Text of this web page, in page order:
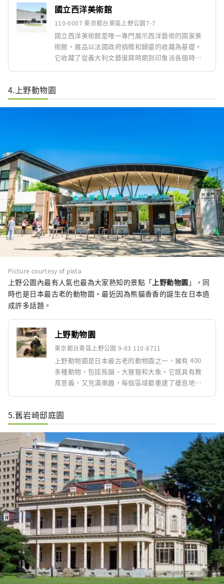
國立西洋美術館
110-0007 東京都台東區上野公園7-7
國立西洋美術館是唯一專門展示西洋藝術的國家美
術館，展品以法國政府捐贈和歸還的收藏為基礎。
它收藏了從義大利文藝復興時期到印象派各個時代
建築本身也充滿吸引力。作為日本領先的藝術博物
館之一，它對於對藝術和歷史感興趣的人來說是一
4.上野動物園
Picture courtesy of pixta
上野公園內最有人氣也最為大家熟知的景點「 上野動物園 」，同
時也是日本最古老的動物園。最近因為熊貓香香的誕生在日本造
成許多話題。
上野動物園
東京都台東區上野公園 9-83 110-8711
上野動物園是日本最古老的動物園之一，擁有 400
多種動物，包括熊貓、大猩猩和大象。它既具有教
育意義，又充滿樂趣，每個區域都重建了棲息地，
客推薦的景點。
5.舊岩崎邸庭園